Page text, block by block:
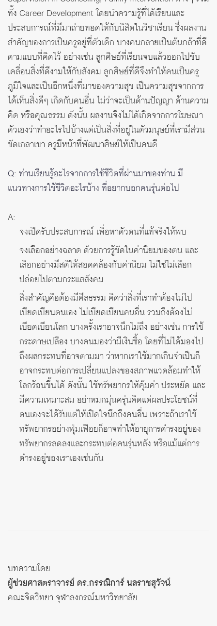
ทั้ง Career Development โดยนำความรู้ที่ได้เรียนและ
ประสบการณ์ที่มีมาถ่ายทอดให้กับนิสิตในวิชาเรียน ซึ่งผลงาน
สำคัญของการเป็นครูอยู่ที่ตัวเด็ก บางคนกลายเป็นต้นกล้าที่ดี
ตามแบบที่คิดไว้ อย่างเช่น ลูกศิษย์ที่เรียนจบแล้วออกไปขับ
เคลื่อนสิ่งที่ดีงามให้กับสังคม ลูกศิษย์ที่ดีจึงทำให้คนเป็นครู
ภูมิใจและเป็นอีกหนึ่งที่มาของความสุข เป็นความสุขจากการ
ได้เห็นสิ่งดีๆ เกิดกับคนอื่น ไม่ว่าจะเป็นด้านปัญญา ด้านความ
คิด หรือคุณธรรม ดังนั้น ผลงานจึงไม่ได้เกิดจากการโฆษณา
ตัวเองว่าทำอะไรไปบ้างแต่เป็นสิ่งที่อยู่ในตัวมนุษย์ที่เรามีส่วน
ขัดเกลาเขา ครูมีหน้าที่พัฒนาศิษย์ให้เป็นคนดี
Q: ท่านเรียนรู้อะไรจากการใช้ชีวิตที่ผ่านมาของท่าน มี
แนวทางการใช้ชีวิตอะไรบ้าง ที่อยากบอกคนรุ่นต่อไป
A:
จงเปิดรับประสบการณ์ เพื่อหาตัวตนที่แท้จริงให้พบ
จงเลือกอย่างฉลาด ด้วยการรู้ชัดในค่านิยมของตน และ
เลือกอย่างมีสติให้สอดคล้องกับค่านิยม ไม่ใช่ไม่เลือก
ปล่อยไปตามกระแสสังคม
สิ่งสำคัญคือต้องมีศีลธรรม คิดว่าสิ่งที่เราทำต้องไม่ไป
เบียดเบียนตนเอง ไม่เบียดเบียนคนอื่น รวมถึงต้องไม่
เบียดเบียนโลก บางครั้งเราอาจนึกไม่ถึง อย่างเช่น การใช้
กระดาษเปลือง บางคนมองว่ามีเงินซื้อ โดยที่ไม่ได้มองไป
ถึงผลกระทบที่อาจตามมา ว่าหากเราใช้มากเกินจำเป็นก็
อาจกระทบต่อการเปลี่ยนแปลงของสภาพแวดล้อมทำให้
โลกร้อนขึ้นได้ ดังนั้น ใช้ทรัพยากรให้คุ้มค่า ประหยัด และ
มีความเหมาะสม อย่าหมกมุ่นครุ่นคิดแต่ผลประโยชน์ที่
ตนเองจะได้รับแต่ให้เปิดใจนึกถึงคนอื่น เพราะถ้าเราใช้
ทรัพยากรอย่างฟุ่มเฟือยก็อาจทำให้อายุการดำรงอยู่ของ
ทรัพยากรลดลงและกระทบต่อคนรุ่นหลัง หรือแม้แต่การ
ดำรงอยู่ของเราเองเช่นกัน
บทความโดย
ผู้ช่วยศาสตราจารย์ ดร.กรรณิการ์ นลราชสุวัจน์
คณะจิตวิทยา จุฬาลงกรณ์มหาวิทยาลัย